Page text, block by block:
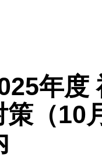
年度
策（10